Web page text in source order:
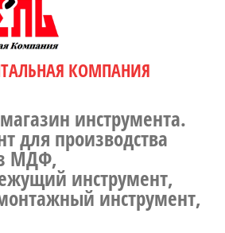
КОМПАНИЯ
инструмента.
для производства
МДФ,
инструмент,
инструмент,